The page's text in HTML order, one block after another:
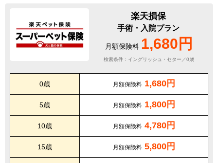
楽天損保
手術・入院プラン
月額保険料 1,680円
検索条件：イングリッシュ・セター／0歳
0歳 月額保険料 1,680円
5歳 月額保険料 1,800円
10歳 月額保険料 4,780円
15歳 月額保険料 5,800円